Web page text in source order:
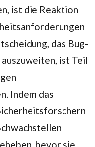
ist die Reaktion
das Bug-
ist Teil
Indem das
bevor sie